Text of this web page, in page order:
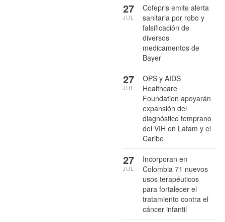
Cofepris emite alerta
sanitaria por robo y
falsificación de
diversos
medicamentos de
Bayer
27
JUL
OPS y AIDS
Healthcare
Foundation apoyarán
expansión del
diagnóstico temprano
del VIH en Latam y el
Caribe
27
JUL
Incorporan en
Colombia 71 nuevos
usos terapéuticos
para fortalecer el
tratamiento contra el
cáncer infantil
27
JUL